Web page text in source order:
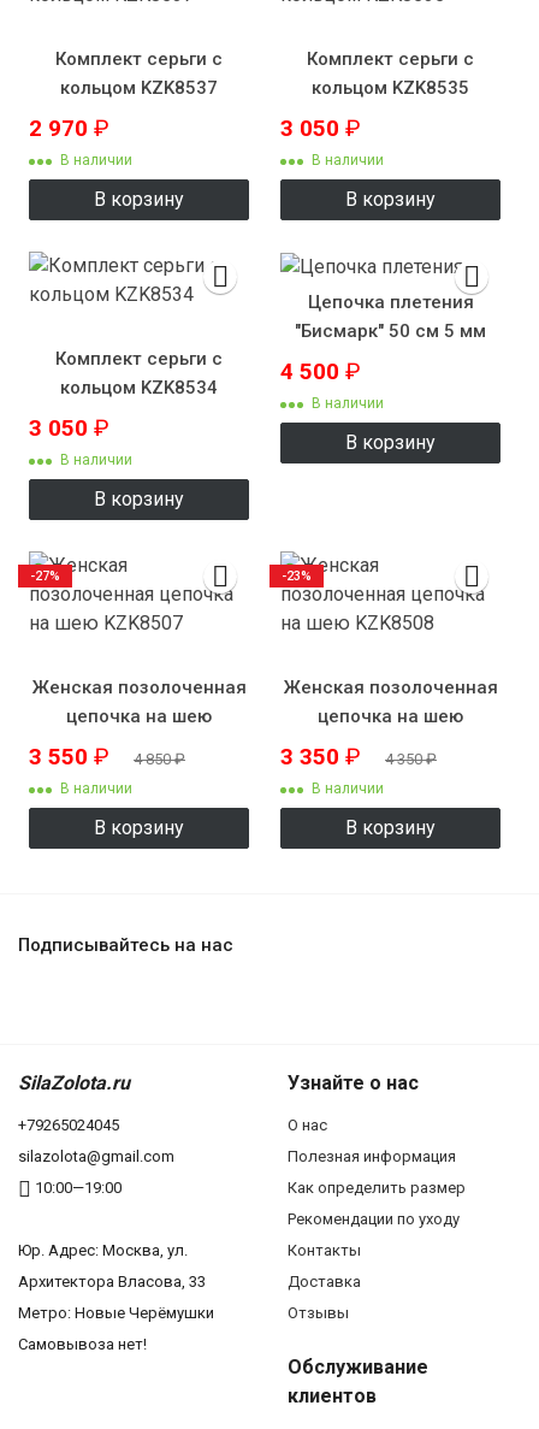
Комплект серьги с
кольцом KZK8537
2 970 ₽
В наличии
В корзину
Комплект серьги с
кольцом KZK8535
3 050 ₽
В наличии
В корзину
Комплект серьги с
кольцом KZK8534
3 050 ₽
В наличии
В корзину
Цепочка плетения
"Бисмарк" 50 см 5 мм
4 500 ₽
В наличии
В корзину
Женская позолоченная
цепочка на шею
KZK8507
3 550 ₽ 4 850₽
В наличии
В корзину
-27%
Женская позолоченная
цепочка на шею
KZK8508
3 350 ₽ 4 350₽
В наличии
В корзину
-23%
Подписывайтесь на нас
SilaZolota.ru
+79265024045
silazolota@gmail.com
10:00—19:00
Юр. Адреc: Москва, ул.
Архитектора Власова, 33
Метро: Новые Черёмушки
Самовывоза нет!
Узнайте о нас
О нас
Полезная информация
Как определить размер
Рекомендации по уходу
Контакты
Доставка
Отзывы
Обслуживание
клиентов